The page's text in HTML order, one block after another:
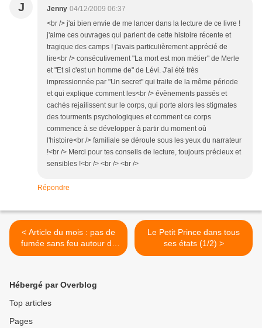
J Jenny 04/12/2009 06:37
<br /> j'ai bien envie de me lancer dans la lecture de ce livre !
j'aime ces ouvrages qui parlent de cette histoire récente et
tragique des camps ! j'avais particulièrement apprécié de
lire<br /> consécutivement "La mort est mon métier" de Merle
et "Et si c'est un homme de" de Lévi. J'ai été très
impressionnée par "Un secret" qui traite de la même période
et qui explique comment les<br /> évènements passés et
cachés rejailissent sur le corps, qui porte alors les stigmates
des tourments psychologiques et comment ce corps
commence à se développer à partir du moment où
l'histoire<br /> familiale se déroule sous les yeux du narrateur
!<br /> Merci pour tes conseils de lecture, toujours précieux et
sensibles !<br /> <br /> <br />
Répondre
< Article du mois : pas de
fumée sans feu autour du
film « Gainsbourg »
Le Petit Prince dans tous
ses états (1/2) >
Hébergé par Overblog
Top articles
Pages